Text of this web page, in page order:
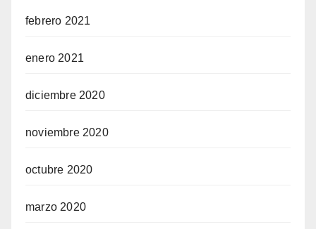
febrero 2021
enero 2021
diciembre 2020
noviembre 2020
octubre 2020
marzo 2020